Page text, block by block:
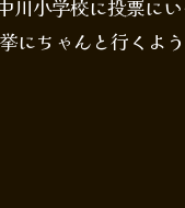
川小学校に投票に
にちゃんと行く